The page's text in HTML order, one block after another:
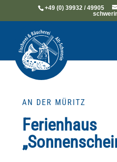
+49 (0) 39932 / 49905
AN DER MÜRITZ
Ferienhaus